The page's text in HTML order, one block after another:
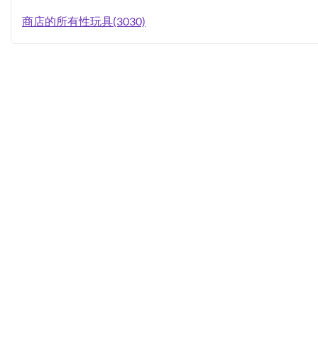
商店的所有性玩具(3030)